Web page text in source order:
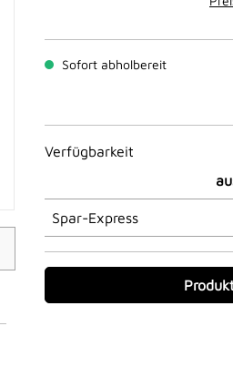
Sofort abholbereit
Verfügbarkeit
Spar-Express